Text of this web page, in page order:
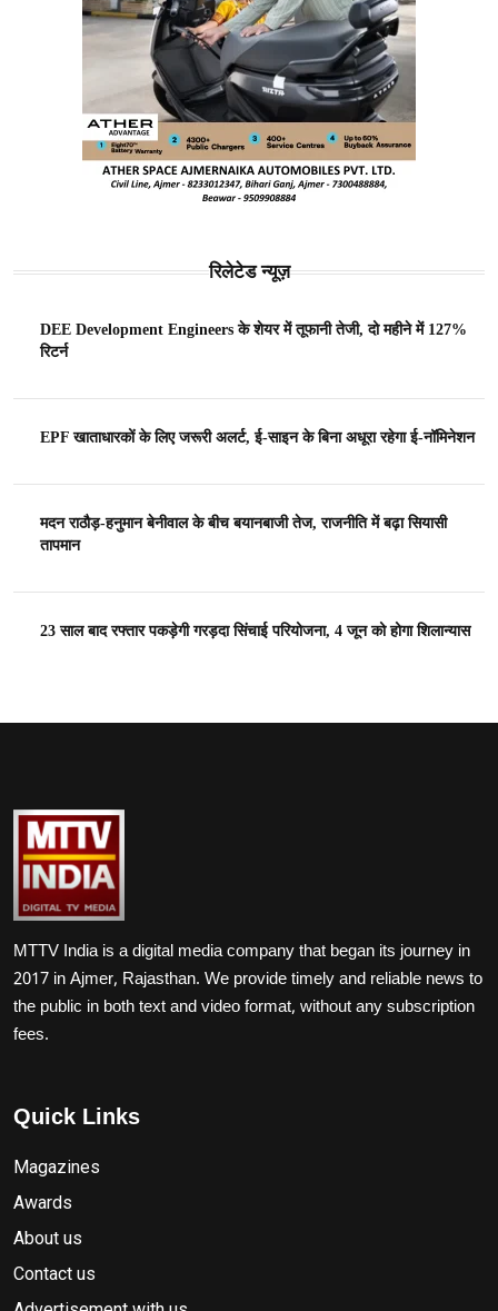
रिलेटेड न्यूज़
DEE Development Engineers के शेयर में तूफानी तेजी, दो महीने में 127%
रिटर्न
EPF खाताधारकों के लिए जरूरी अलर्ट, ई-साइन के बिना अधूरा रहेगा ई-नॉमिनेशन
मदन राठौड़-हनुमान बेनीवाल के बीच बयानबाजी तेज, राजनीति में बढ़ा सियासी
तापमान
23 साल बाद रफ्तार पकड़ेगी गरड़दा सिंचाई परियोजना, 4 जून को होगा शिलान्यास
MTTV India is a digital media company that began its journey in
2017 in Ajmer, Rajasthan. We provide timely and reliable news to
the public in both text and video format, without any subscription
fees.
Quick Links
Magazines
Awards
About us
Contact us